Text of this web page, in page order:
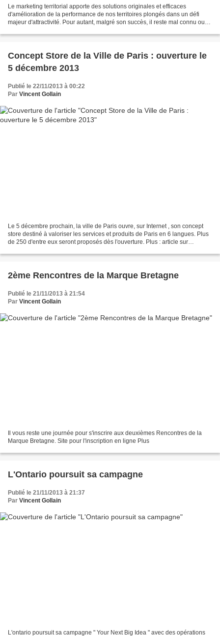
Le marketing territorial apporte des solutions originales et efficaces
d'amélioration de la performance de nos territoires plongés dans un défi
majeur d'attractivité. Pour autant, malgré son succès, il reste mal connu ou
Concept Store de la Ville de Paris : ouverture le
5 décembre 2013
Publié le 22/11/2013 à 00:22
Par Vincent Gollain
Le 5 décembre prochain, la ville de Paris ouvre, sur Internet , son concept
store destiné à valoriser les services et produits de Paris en 6 langues. Plus
de 250 d'entre eux seront proposés dès l'ouverture. Plus : article sur
2ème Rencontres de la Marque Bretagne
Publié le 21/11/2013 à 21:54
Par Vincent Gollain
Il vous reste une journée pour s'inscrire aux deuxièmes Rencontres de la
Marque Bretagne. Site pour l'inscription en ligne Plus
L'Ontario poursuit sa campagne
Publié le 21/11/2013 à 21:37
Par Vincent Gollain
L'ontario poursuit sa campagne " Your Next Big Idea " avec des opérations